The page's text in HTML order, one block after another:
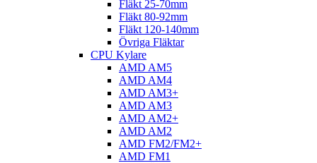
Fläkt 25-70mm
Fläkt 80-92mm
Fläkt 120-140mm
Övriga Fläktar
CPU Kylare
AMD AM5
AMD AM4
AMD AM3+
AMD AM3
AMD AM2+
AMD AM2
AMD FM2/FM2+
AMD FM1